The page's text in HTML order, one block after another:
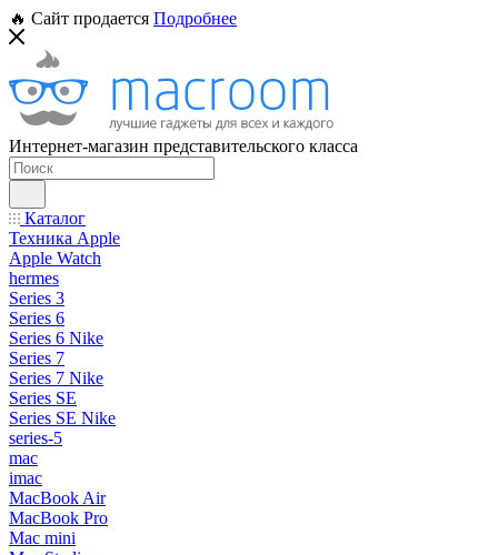
🔥 Сайт продается Подробнее
Интернет-магазин представительского класса
Каталог
Техника Apple
Apple Watch
hermes
Series 3
Series 6
Series 6 Nike
Series 7
Series 7 Nike
Series SE
Series SE Nike
series-5
mac
imac
MacBook Air
MacBook Pro
Mac mini